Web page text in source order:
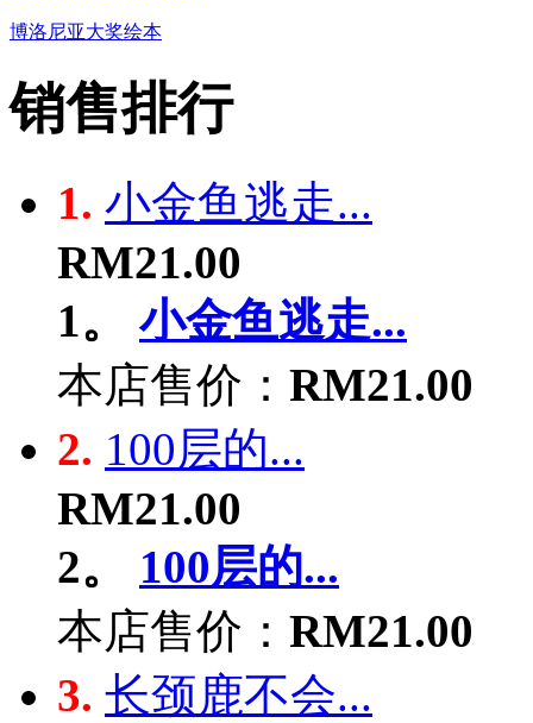
博洛尼亚大奖绘本
销售排行
1. 小金鱼逃走...
RM21.00
1。
小金鱼逃走...
本店售价： RM21.00
2. 100层的...
RM21.00
2。
100层的...
本店售价： RM21.00
3. 长颈鹿不会...